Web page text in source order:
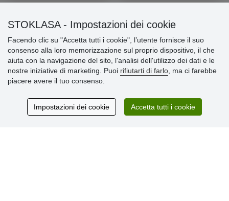
Informazioni importanti
» Impostazioni dei cookie
» Termini & Condizioni
» Informativa sulla Privacy
» Garanzia e resi
» Programma fedeltà
STOKLASA - Impostazioni dei cookie
Facendo clic su "Accetta tutti i cookie", l’utente fornisce il suo
consenso alla loro memorizzazione sul proprio dispositivo, il che
aiuta con la navigazione del sito, l'analisi dell'utilizzo dei dati e le
nostre iniziative di marketing. Puoi rifiutarti di farlo , ma ci farebbe
piacere avere il tuo consenso.
Impostazioni dei cookie Accetta tutti i cookie